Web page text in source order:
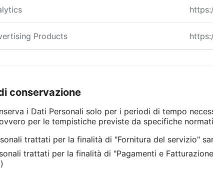
Products
conservazione
i Dati Personali solo per i periodi di tempo
per le tempistiche previste da specifiche
trattati per la finalità di "Fornitura del servizio"
trattati per la finalità di "Pagamenti e